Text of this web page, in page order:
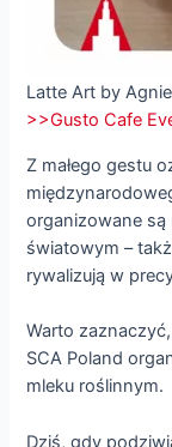
Latte Art by
>>Gusto Cafe
Z małego gestu
organizowane
światowym –
rywalizują w
Warto
SCA Poland
mleku roślinnym.
Dziś, gdy